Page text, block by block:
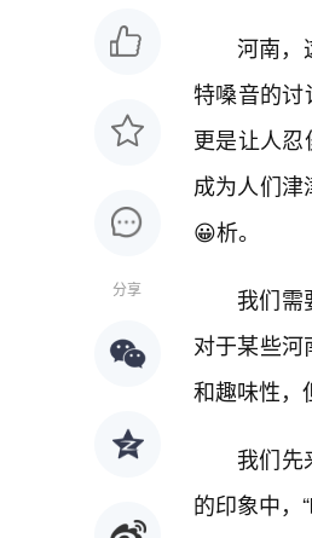
分享
河南，
特嗓音的讨
更是让人忍
成为人们
😀析。
我们需
对于某些
和趣味性，
我们先
的印象中，